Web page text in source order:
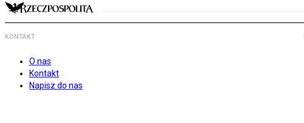
KONTAKT
O nas
Kontakt
Napisz do nas